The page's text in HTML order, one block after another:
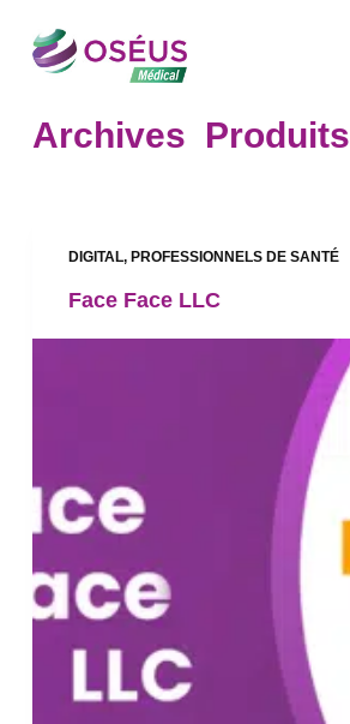
a
e
n
Archives Produits
DIGITAL, PROFESSIONNELS DE SANTÉ
Face Face LLC